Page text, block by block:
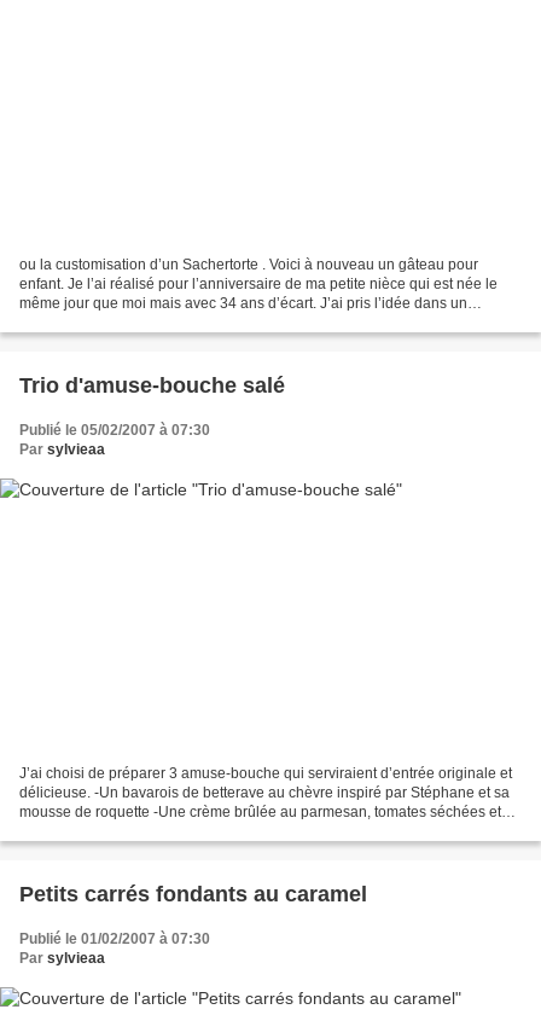
ou la customisation d’un Sachertorte . Voici à nouveau un gâteau pour
enfant. Je l’ai réalisé pour l’anniversaire de ma petite nièce qui est née le
même jour que moi mais avec 34 ans d’écart. J’ai pris l’idée dans un
Trio d'amuse-bouche salé
Publié le 05/02/2007 à 07:30
Par sylvieaa
J’ai choisi de préparer 3 amuse-bouche qui serviraient d’entrée originale et
délicieuse. -Un bavarois de betterave au chèvre inspiré par Stéphane et sa
mousse de roquette -Une crème brûlée au parmesan, tomates séchées et
Petits carrés fondants au caramel
Publié le 01/02/2007 à 07:30
Par sylvieaa